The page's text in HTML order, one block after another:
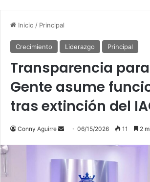
Inicio / Principal
Crecimiento Liderazgo Principal
Transparencia
Gente asume
tras extinción del
Conny Aguirre
Send06/15/2026 11 2